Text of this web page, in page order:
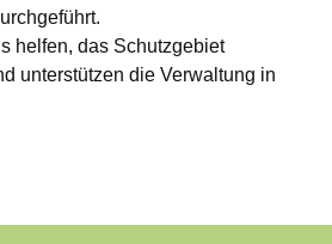
helfen, das Schutzgebiet
unterstützen die Verwaltung in